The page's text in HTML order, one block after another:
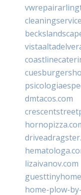
dmtacos.com
lizaivanov.com
home-plow-